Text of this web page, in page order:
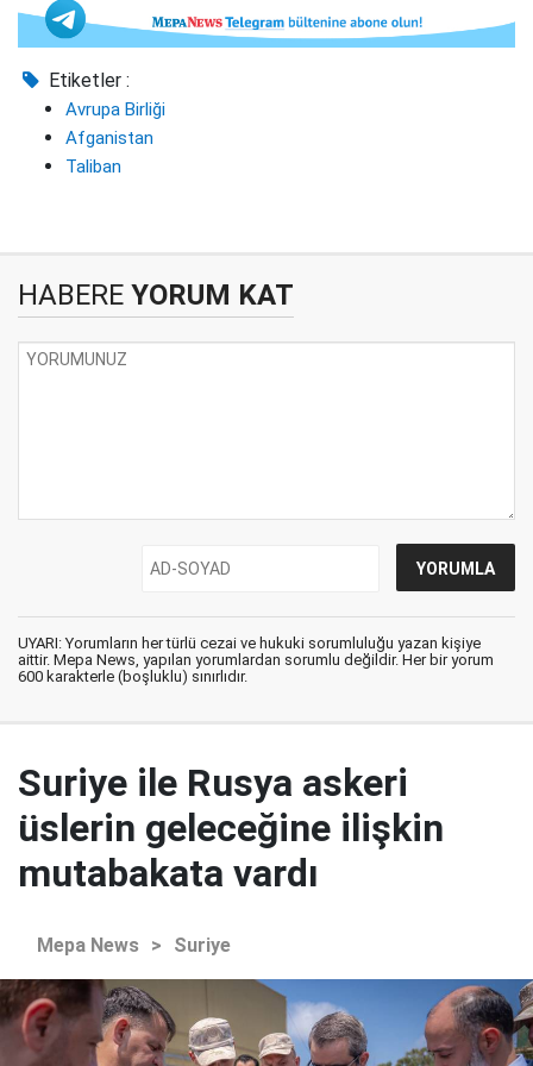
Etiketler :
Avrupa Birliği
Afganistan
Taliban
HABERE YORUM KAT
UYARI: Yorumların her türlü cezai ve hukuki sorumluluğu yazan kişiye
aittir. Mepa News, yapılan yorumlardan sorumlu değildir. Her bir yorum
600 karakterle (boşluklu) sınırlıdır.
Suriye ile Rusya askeri
üslerin geleceğine ilişkin
mutabakata vardı
Mepa News > Suriye